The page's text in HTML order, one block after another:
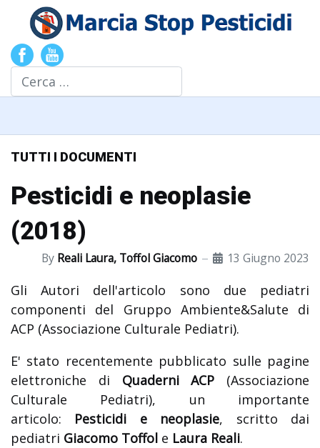
Cerca
TUTTI I DOCUMENTI
Pesticidi e neoplasie
(2018)
By Reali Laura, Toffol Giacomo 13 Giugno 2023
Gli Autori dell'articolo sono due pediatri
componenti del Gruppo Ambiente&Salute di
ACP (Associazione Culturale Pediatri).
E' stato recentemente pubblicato sulle pagine
elettroniche di Quaderni ACP (Associazione
Culturale Pediatri), un importante
articolo: Pesticidi e neoplasie, scritto dai
pediatri Giacomo Toffol e Laura Reali.